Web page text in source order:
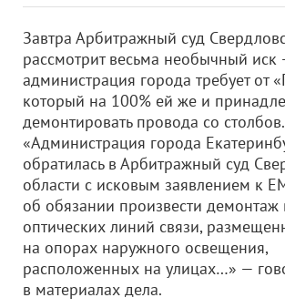
Завтра Арбитражный суд
рассмотрит весьма необычный иск
администрация города требует от
который на 100% ей же и
демонтировать провода со столбов.
«Администрация города
обратилась в Арбитражный суд
области с исковым заявлением к
об обязании произвести
оптических линий связи,
на опорах наружного освещения,
расположенных на улицах…» —
в материалах дела.